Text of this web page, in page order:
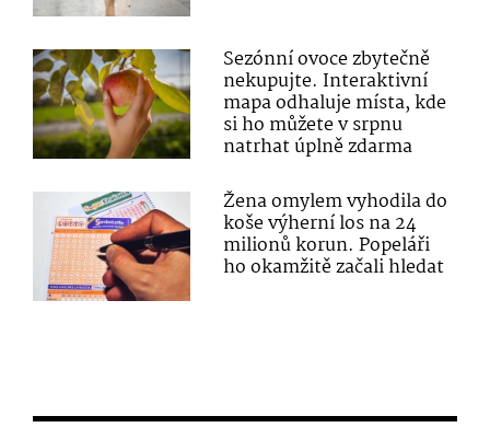
Sezónní ovoce zbytečně
nekupujte. Interaktivní
mapa odhaluje místa, kde
si ho můžete v srpnu
natrhat úplně zdarma
Žena omylem vyhodila do
koše výherní los na 24
milionů korun. Popeláři
ho okamžitě začali hledat